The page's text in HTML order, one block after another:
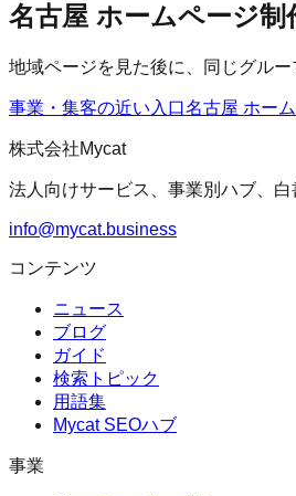
名古屋 ホームページ
地域ページを見た後に、同じグル
事業・集客の近い入口名古屋 ホー
株式会社Mycat
法人向けサービス、事業別ハブ、
info@mycat.business
コンテンツ
ニュース
ブログ
ガイド
検索トピック
用語集
Mycat SEOハブ
事業